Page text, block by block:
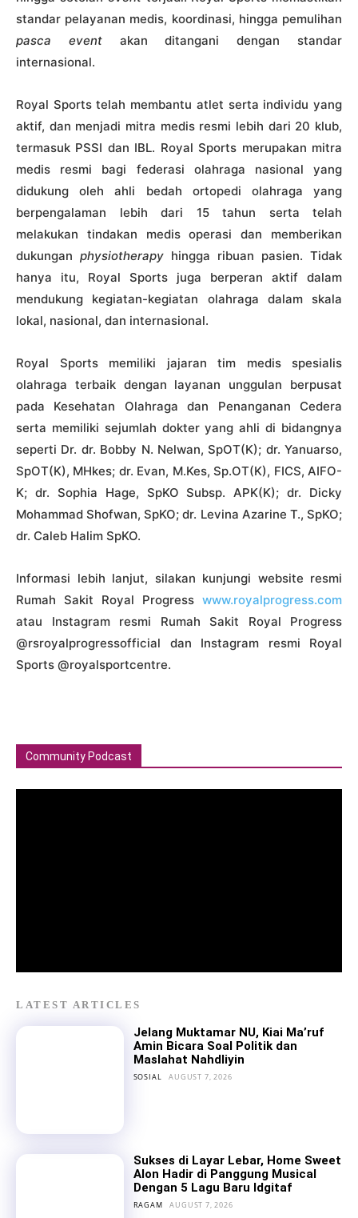
standar pelayanan medis, koordinasi, hingga pemulihan
pasca event akan ditangani dengan standar
internasional.
Royal Sports telah membantu atlet serta individu yang
aktif, dan menjadi mitra medis resmi lebih dari 20 klub,
termasuk PSSI dan IBL. Royal Sports merupakan mitra
medis resmi bagi federasi olahraga nasional yang
didukung oleh ahli bedah ortopedi olahraga yang
berpengalaman lebih dari 15 tahun serta telah
melakukan tindakan medis operasi dan memberikan
dukungan physiotherapy hingga ribuan pasien. Tidak
hanya itu, Royal Sports juga berperan aktif dalam
mendukung kegiatan-kegiatan olahraga dalam skala
lokal, nasional, dan internasional.
Royal Sports memiliki jajaran tim medis spesialis
olahraga terbaik dengan layanan unggulan berpusat
pada Kesehatan Olahraga dan Penanganan Cedera
serta memiliki sejumlah dokter yang ahli di bidangnya
seperti Dr. dr. Bobby N. Nelwan, SpOT(K); dr. Yanuarso,
SpOT(K), MHkes; dr. Evan, M.Kes, Sp.OT(K), FICS, AIFO-
K; dr. Sophia Hage, SpKO Subsp. APK(K); dr. Dicky
Mohammad Shofwan, SpKO; dr. Levina Azarine T., SpKO;
dr. Caleb Halim SpKO.
Informasi lebih lanjut, silakan kunjungi website resmi
Rumah Sakit Royal Progress www.royalprogress.com
atau Instagram resmi Rumah Sakit Royal Progress
@rsroyalprogressofficial dan Instagram resmi Royal
Sports @royalsportcentre.
Community Podcast
LATEST ARTICLES
Jelang Muktamar NU, Kiai Ma’ruf
Amin Bicara Soal Politik dan
Maslahat Nahdliyin
SOSIAL AUGUST 7, 2026
Sukses di Layar Lebar, Home Sweet
Alon Hadir di Panggung Musical
Dengan 5 Lagu Baru Idgitaf
RAGAM AUGUST 7, 2026